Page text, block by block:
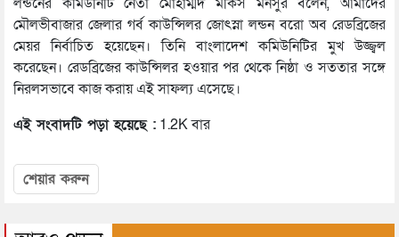
মৌলভীবাজার জেলার গর্ব কাউন্সিলর জোৎস্না লন্ডন বরো অব রেডব্রিজের
মেয়র নির্বাচিত হয়েছেন। তিনি বাংলাদেশ কমিউনিটির মুখ উজ্জ্বল
করেছেন। রেডব্রিজের কাউন্সিলর হওয়ার পর থেকে নিষ্ঠা ও সততার সঙ্গে
নিরলসভাবে কাজ করায় এই সাফল্য এসেছে।
এই সংবাদটি পড়া হয়েছে : 1.2K বার
শেয়ার করুন